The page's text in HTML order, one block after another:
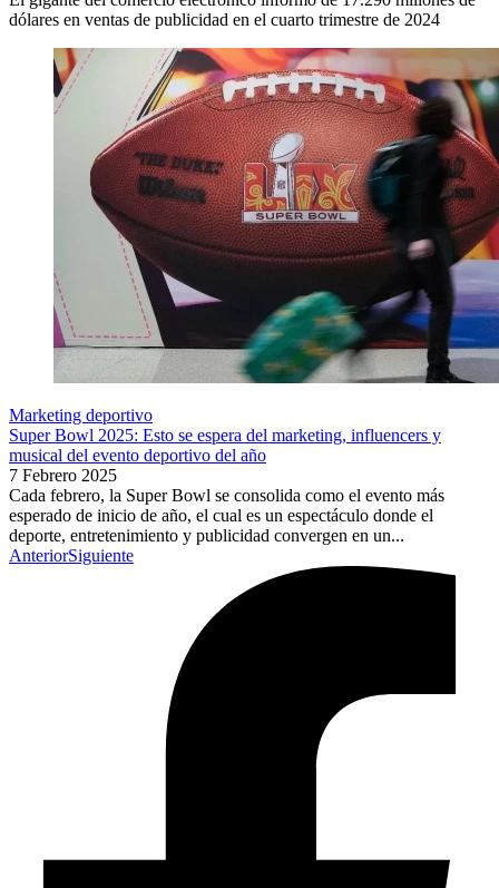
dólares en ventas de publicidad en el cuarto trimestre de 2024
Marketing deportivo
Super Bowl 2025: Esto se espera del marketing, influencers y
musical del evento deportivo del año
7 Febrero 2025
Cada febrero, la Super Bowl se consolida como el evento más
esperado de inicio de año, el cual es un espectáculo donde el
deporte, entretenimiento y publicidad convergen en un...
AnteriorSiguiente